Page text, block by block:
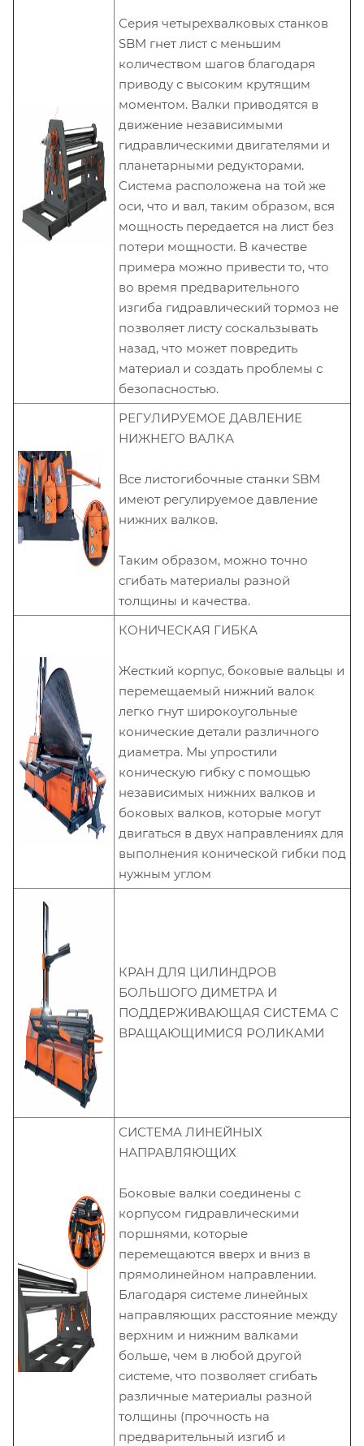
Серия четырехвалковых станков
SBM гнет лист с меньшим
количеством шагов благодаря
приводу с высоким крутящим
моментом. Валки приводятся в
движение независимыми
гидравлическими двигателями и
планетарными редукторами.
Система расположена на той же
оси, что и вал, таким образом, вся
мощность передается на лист без
потери мощности. В качестве
примера можно привести то, что
во время предварительного
изгиба гидравлический тормоз не
позволяет листу соскальзывать
назад, что может повредить
материал и создать проблемы с
безопасностью.
РЕГУЛИРУЕМОЕ ДАВЛЕНИЕ
НИЖНЕГО ВАЛКА
Все листогибочные станки SBM
имеют регулируемое давление
нижних валков.
Таким образом, можно точно
сгибать материалы разной
толщины и качества.
КОНИЧЕСКАЯ ГИБКА
Жесткий корпус, боковые вальцы и
перемещаемый нижний валок
легко гнут широкоугольные
конические детали различного
диаметра. Мы упростили
коническую гибку с помощью
независимых нижних валков и
боковых валков, которые могут
двигаться в двух направлениях для
выполнения конической гибки под
нужным углом
КРАН ДЛЯ ЦИЛИНДРОВ
БОЛЬШОГО ДИМЕТРА И
ПОДДЕРЖИВАЮЩАЯ СИСТЕМА С
ВРАЩАЮЩИМИСЯ РОЛИКАМИ
СИСТЕМА ЛИНЕЙНЫХ
НАПРАВЛЯЮЩИХ
Боковые валки соединены с
корпусом гидравлическими
поршнями, которые
перемещаются вверх и вниз в
прямолинейном направлении.
Благодаря системе линейных
направляющих расстояние между
верхним и нижним валками
больше, чем в любой другой
системе, что позволяет сгибать
различные материалы разной
толщины (прочность на
предварительный изгиб и